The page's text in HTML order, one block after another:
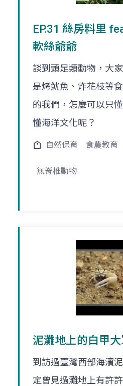
EP.31 絲房料里
軟絲爺爺
談到頭足類動物，大
是烤魷魚、炸花枝等
的我們，怎麼可以只
懂海洋文化呢？
自然保育 食農教育
無脊椎動物
泥灘地上的白甲大
到訪過臺灣西部海濱
定曾見過灘地上有許